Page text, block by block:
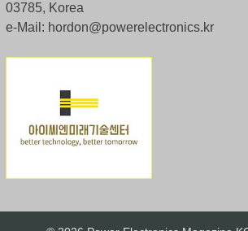
03785, Korea
e-Mail: hordon@powerelectronics.kr